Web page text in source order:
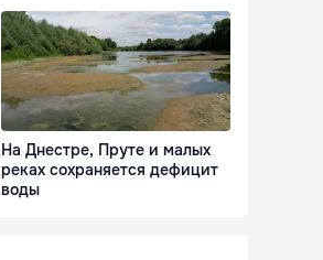
На Днестре, Пруте и малых
реках сохраняется дефицит
воды